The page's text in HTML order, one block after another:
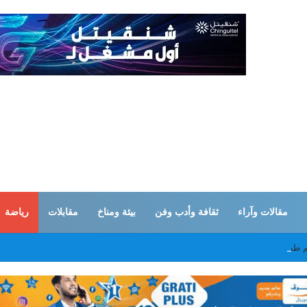
مقالات وآراء ثقافة وأدب وفن بيئة ومناخ مقابلات رياضة
طفلان في اعتداءات صهيونية على قطاع غزة